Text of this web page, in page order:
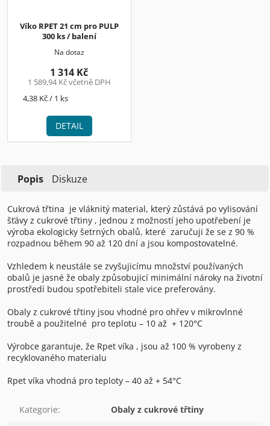
Víko RPET 21 cm pro PULP
300 ks / balení
Na dotaz
1 589,94 Kč včetně DPH
1 314 Kč
Měrná
4,38 Kč / 1 ks
DETAIL
Popis Diskuze
Cukrová třtina je vláknitý material, který zůstává po vylisování
šťávy z cukrové třtiny , jednou z možností jeho upotřebení je
výroba ekologicky šetrných obalů, které zaručuji že se z 90 %
rozpadnou během 90 až 120 dní a jsou kompostovatelné.
Vzhledem k neustále se zvyšujicímu množství používaných
obalů je jasné že obaly způsobujicí minimální nároky na životní
prostředí budou spotřebiteli stale vice preferovány.
Obaly z cukrové třtiny jsou vhodné pro ohřev v mikrovlnné
troubě a použitelné pro teplotu – 10 až + 120°C
Výrobce garantuje, že Rpet víka , jsou až 100 % vyrobeny z
recyklovaného materialu
Rpet víka vhodná pro teploty – 40 až + 54°C
Kategorie: Obaly z cukrové třtiny